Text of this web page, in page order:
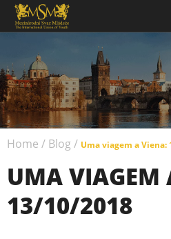
Home / Blog / Uma viagem a Viena:
UMA VIAGEM
13/10/2018